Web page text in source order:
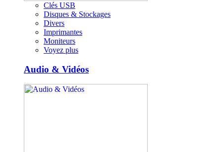
Clés USB
Disques & Stockages
Divers
Imprimantes
Moniteurs
Voyez plus
Audio & Vidéos